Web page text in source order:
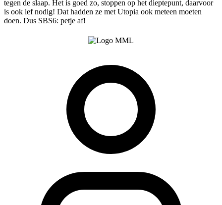
tegen de slaap. Het is goed zo, stoppen op het dieptepunt, daarvoor
is ook lef nodig! Dat hadden ze met Utopia ook meteen moeten
doen. Dus SBS6: petje af!